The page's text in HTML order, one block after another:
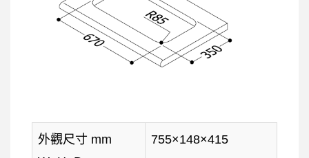
外觀尺寸 mm
755×148×415